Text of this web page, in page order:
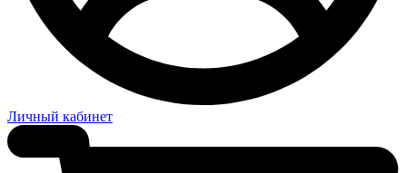
Личный кабинет